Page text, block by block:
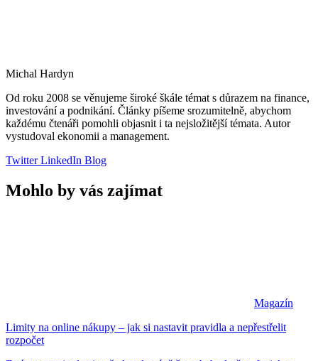
Michal Hardyn
Od roku 2008 se věnujeme široké škále témat s důrazem na finance,
investování a podnikání. Články píšeme srozumitelně, abychom
každému čtenáři pomohli objasnit i ta nejsložitější témata. Autor
vystudoval ekonomii a management.
TwitterLinkedIn Blog
Mohlo by vás zajímat
Magazín
Limity na online nákupy – jak si nastavit pravidla a nepřestřelit
rozpočet